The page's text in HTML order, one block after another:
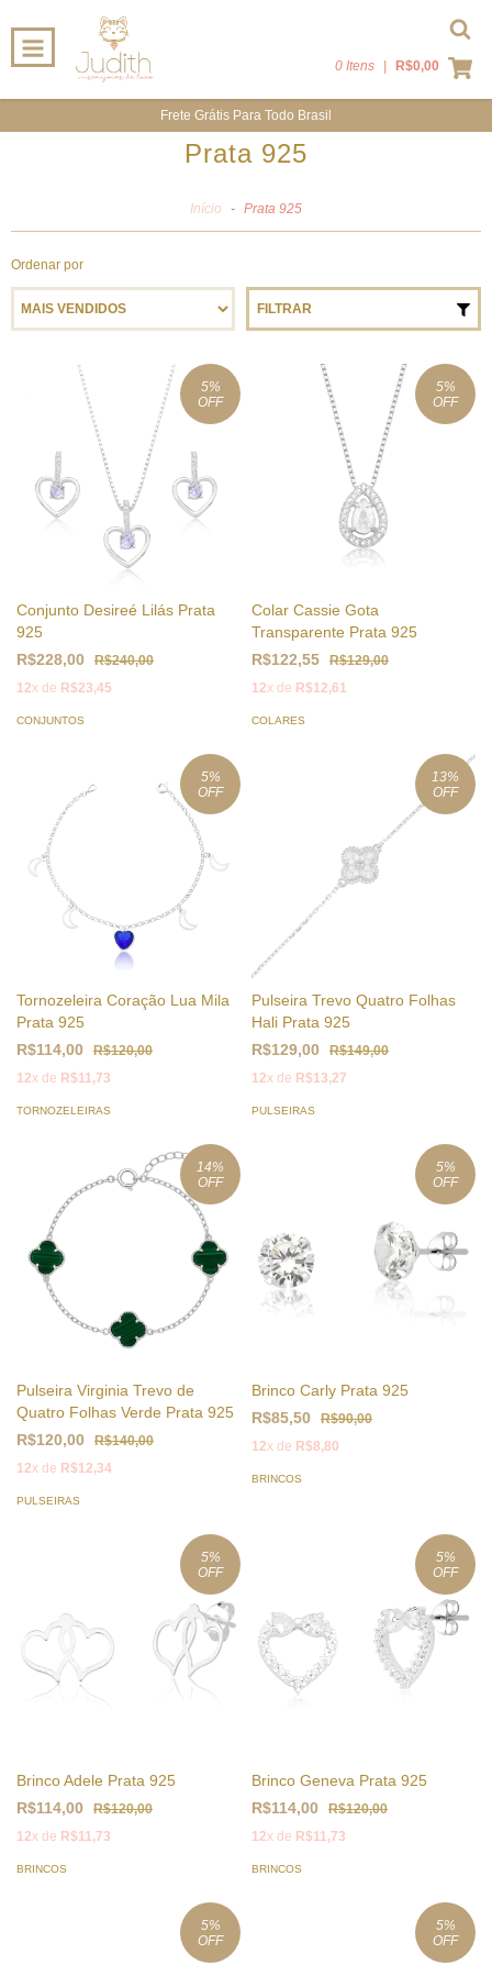
0 Itens R$0,00
Frete Grátis Para Todo Brasil
Prata 925
Início - Prata 925
Ordenar por
FILTRAR
5%
OFF
Conjunto Desireé Lilás Prata
925
R$228,00
R$240,00
12x de R$23,45
CONJUNTOS
5%
OFF
Colar Cassie Gota
Transparente Prata 925
R$122,55
R$129,00
12x de R$12,61
COLARES
5%
OFF
Tornozeleira Coração Lua Mila
Prata 925
R$114,00
R$120,00
12x de R$11,73
TORNOZELEIRAS
13%
OFF
Pulseira Trevo Quatro Folhas
Hali Prata 925
R$129,00
R$149,00
12x de R$13,27
PULSEIRAS
14%
OFF
Pulseira Virginia Trevo de
Quatro Folhas Verde Prata 925
R$120,00
R$140,00
12x de R$12,34
PULSEIRAS
5%
OFF
Brinco Carly Prata 925
R$85,50
R$90,00
12x de R$8,80
BRINCOS
5%
OFF
Brinco Adele Prata 925
R$114,00
R$120,00
12x de R$11,73
BRINCOS
5%
OFF
Brinco Geneva Prata 925
R$114,00
R$120,00
12x de R$11,73
BRINCOS
5%
OFF
5%
OFF